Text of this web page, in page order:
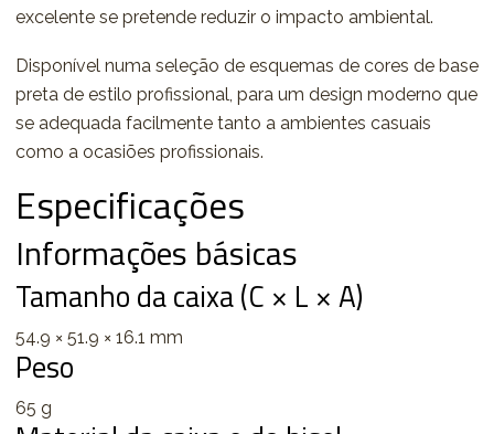
excelente se pretende reduzir o impacto ambiental.
Disponível numa seleção de esquemas de cores de base
preta de estilo profissional, para um design moderno que
se adequada facilmente tanto a ambientes casuais
como a ocasiões profissionais.
Especificações
Informações básicas
Tamanho da caixa (C × L × A)
54.9 × 51.9 × 16.1 mm
Peso
65 g